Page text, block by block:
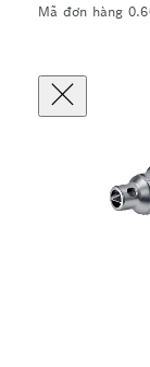
Mã đơn hàng